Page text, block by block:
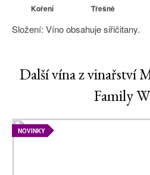
Koření Třešně
Složení: Víno obsahuje siřičitany.
Další vína z vinařství
Family
NOVINKY